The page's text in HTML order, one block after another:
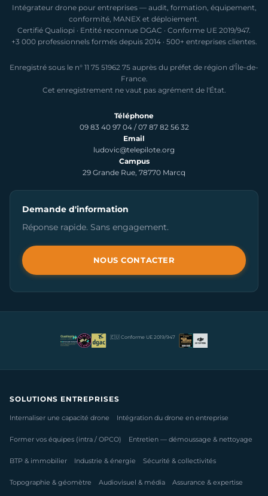
Intégrateur drone pour entreprises — audit, formation, équipement,
conformité, MANEX et déploiement.
Certifié Qualiopi · Entité reconnue DGAC · Conforme UE 2019/947.
+3 000 professionnels formés depuis 2014 · 500+ entreprises clientes.
Enregistré sous le n° 11 75 51962 75 auprès du préfet de région d'Île-de-
France.
Cet enregistrement ne vaut pas agrément de l'État.
Téléphone
09 83 40 97 04 /07 87 82 56 32
Email
ludovic@telepilote.org
Campus
29 Grande Rue, 78770 Marcq
Demande d'information
Réponse rapide. Sans engagement.
NOUS CONTACTER
🇪🇺 Conforme UE 2019/947
SOLUTIONS ENTREPRISES
Internaliser une capacité drone Intégration du drone en entreprise
Former vos équipes (intra / OPCO) Entretien — démoussage & nettoyage
BTP & immobilier Industrie & énergie Sécurité & collectivités
Topographie & géomètre Audiovisuel & média Assurance & expertise